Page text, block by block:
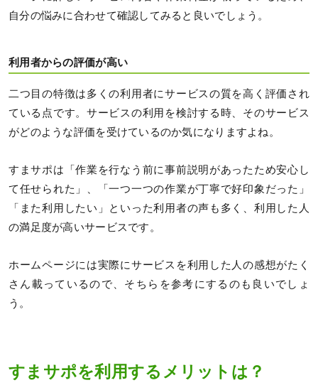
自分の悩みに合わせて確認してみると良いでしょう。
利用者からの評価が高い
二つ目の特徴は多くの利用者にサービスの質を高く評価され
ている点です。サービスの利用を検討する時、そのサービス
がどのような評価を受けているのか気になりますよね。
すまサポは「作業を行なう前に事前説明があったため安心し
て任せられた」、「一つ一つの作業が丁寧で好印象だった」
「また利用したい」といった利用者の声も多く、利用した人
の満足度が高いサービスです。
ホームページには実際にサービスを利用した人の感想がたく
さん載っているので、そちらを参考にするのも良いでしょ
う。
すまサポを利用するメリットは？